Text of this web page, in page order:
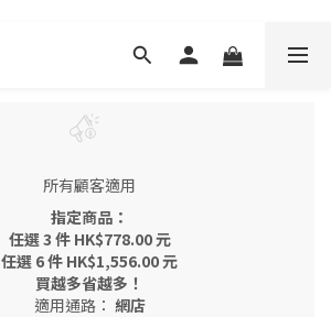
所有顧客適用
指定商品：
任選 3 件 HK$778.00 元
任選 6 件 HK$1,556.00 元
買越多省越多！
適用通路： 網店